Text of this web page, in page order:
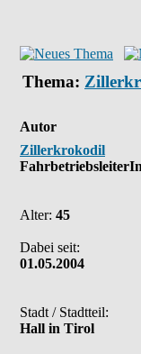
Thema:
Autor
Zillerkrokodil
FahrbetriebsleiterIn
Alter: 45
Dabei seit:
01.05.2004
Stadt / Stadtteil:
Hall in Tirol